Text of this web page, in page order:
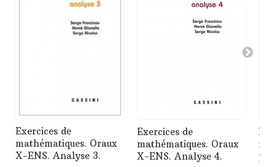
Exercices de
mathématiques. Oraux
X-ENS. Analyse 3.
Exercices de
mathématiques. Oraux
X-ENS. Analyse 4.